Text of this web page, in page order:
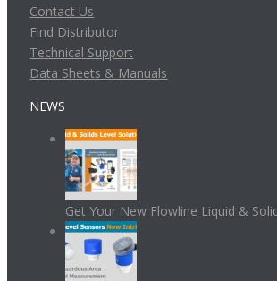
Contact Us
Find Distributor
Technical Support
Data Sheets & Manuals
NEWS
Get Your New Flowline Liquid &